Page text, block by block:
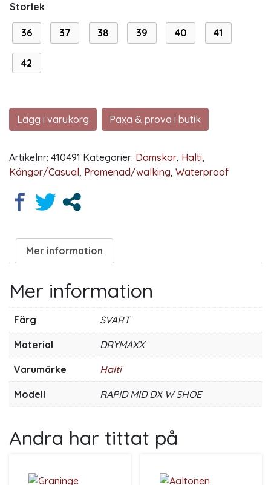
Storlek
36 37 38 39 40 41
42
Lägg i varukorg Paxa & prova i butik
Artikelnr: 410491 Kategorier: Damskor, Halti,
Kängor/Casual, Promenad/walking, Waterproof
Mer information
Mer information
Färg SVART
Material DRYMAXX
Varumärke Halti
Modell RAPID MID DX W SHOE
Andra har tittat på